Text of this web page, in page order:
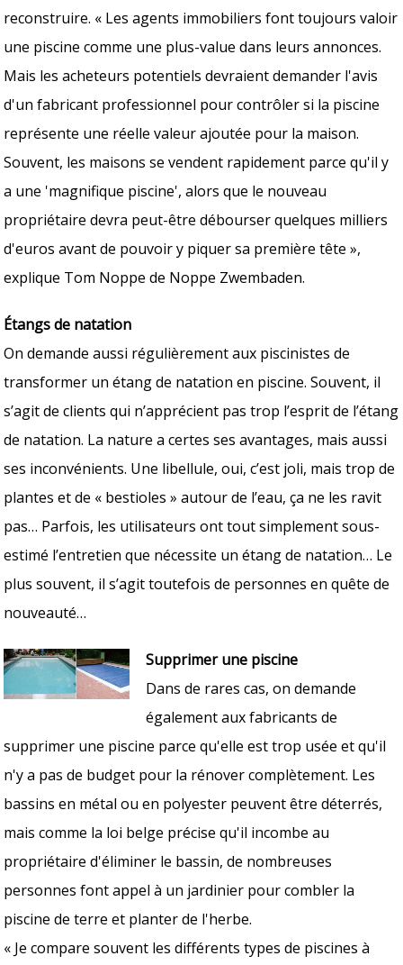
reconstruire. « Les agents immobiliers font toujours valoir
une piscine comme une plus-value dans leurs annonces.
Mais les acheteurs potentiels devraient demander l'avis
d'un fabricant professionnel pour contrôler si la piscine
représente une réelle valeur ajoutée pour la maison.
Souvent, les maisons se vendent rapidement parce qu'il y
a une 'magnifique piscine', alors que le nouveau
propriétaire devra peut-être débourser quelques milliers
d'euros avant de pouvoir y piquer sa première tête »,
explique Tom Noppe de Noppe Zwembaden.
Étangs de natation
On demande aussi régulièrement aux piscinistes de
transformer un étang de natation en piscine. Souvent, il
s’agit de clients qui n’apprécient pas trop l’esprit de l’étang
de natation. La nature a certes ses avantages, mais aussi
ses inconvénients. Une libellule, oui, c’est joli, mais trop de
plantes et de « bestioles » autour de l’eau, ça ne les ravit
pas… Parfois, les utilisateurs ont tout simplement sous-
estimé l’entretien que nécessite un étang de natation… Le
plus souvent, il s’agit toutefois de personnes en quête de
nouveauté…
Supprimer une piscine
Dans de rares cas, on demande
également aux fabricants de
supprimer une piscine parce qu'elle est trop usée et qu'il
n'y a pas de budget pour la rénover complètement. Les
bassins en métal ou en polyester peuvent être déterrés,
mais comme la loi belge précise qu'il incombe au
propriétaire d'éliminer le bassin, de nombreuses
personnes font appel à un jardinier pour combler la
piscine de terre et planter de l'herbe.
« Je compare souvent les différents types de piscines à